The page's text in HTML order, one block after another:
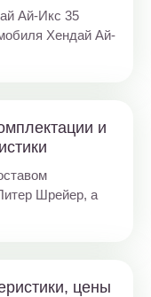
Ай-Икс 35
Хендай Ай-
и
Шрейер, а
цены